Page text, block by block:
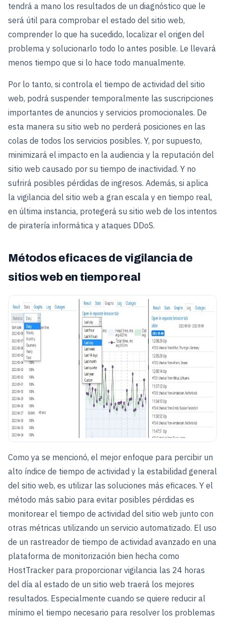
tendrá a mano los resultados de un diagnóstico que le
será útil para comprobar el estado del sitio web,
comprender lo que ha sucedido, localizar el origen del
problema y solucionarlo todo lo antes posible. Le llevará
menos tiempo que si lo hace todo manualmente.
Por lo tanto, si controla el tiempo de actividad del sitio
web, podrá suspender temporalmente las suscripciones
importantes de anuncios y servicios promocionales. De
esta manera su sitio web no perderá posiciones en las
colas de todos los servicios posibles. Y, por supuesto,
minimizará el impacto en la audiencia y la reputación del
sitio web causado por su tiempo de inactividad. Y no
sufrirá posibles pérdidas de ingresos. Además, si aplica
la vigilancia del sitio web a gran escala y en tiempo real,
en última instancia, protegerá su sitio web de los intentos
de piratería informática y ataques DDoS.
Métodos eficaces de vigilancia de
sitios web en tiempo real
Como ya se mencionó, el mejor enfoque para percibir un
alto índice de tiempo de actividad y la estabilidad general
del sitio web, es utilizar las soluciones más eficaces. Y el
método más sabio para evitar posibles pérdidas es
monitorear el tiempo de actividad del sitio web junto con
otras métricas utilizando un servicio automatizado. El uso
de un rastreador de tiempo de actividad avanzado en una
plataforma de monitorización bien hecha como
HostTracker para proporcionar vigilancia las 24 horas
del día al estado de un sitio web traerá los mejores
resultados. Especialmente cuando se quiere reducir al
mínimo el tiempo necesario para resolver los problemas